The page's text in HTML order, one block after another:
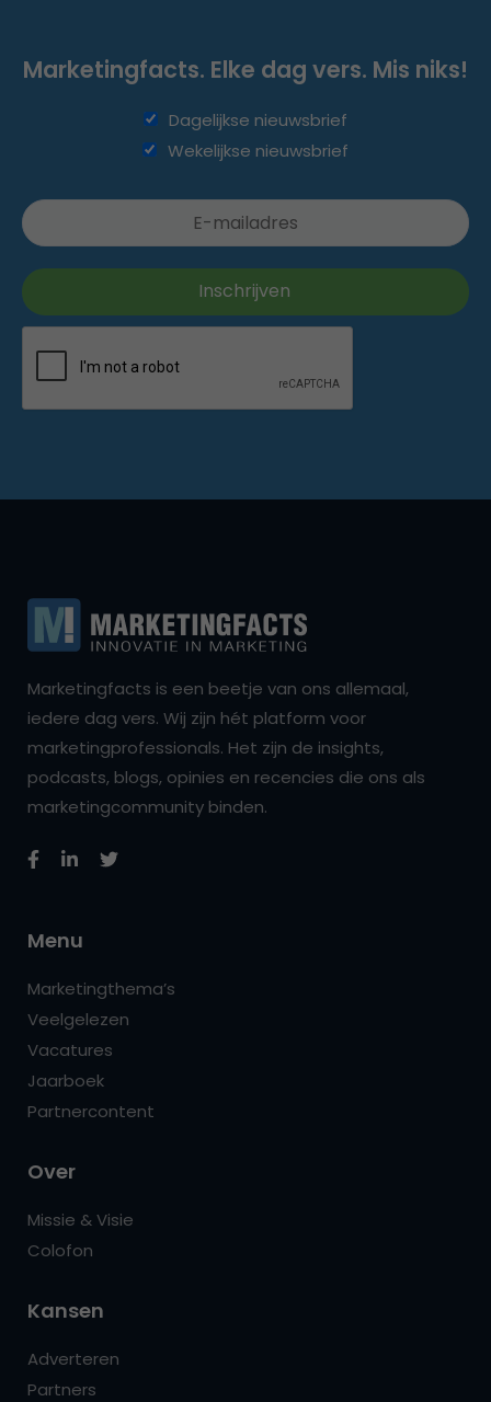
Marketingfacts. Elke dag vers. Mis niks!
Dagelijkse nieuwsbrief
Wekelijkse nieuwsbrief
Marketingfacts is een beetje van ons allemaal,
iedere dag vers. Wij zijn hét platform voor
marketingprofessionals. Het zijn de insights,
podcasts, blogs, opinies en recencies die ons als
marketingcommunity binden.
Menu
Marketingthema’s
Veelgelezen
Vacatures
Jaarboek
Partnercontent
Over
Missie & Visie
Colofon
Kansen
Adverteren
Partners